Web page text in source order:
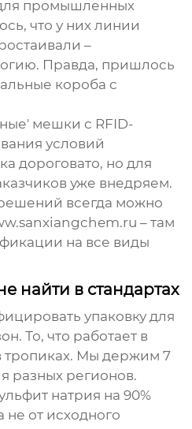
промышленных
что у них линии
–
Правда, пришлось
короба с
мешки с RFID-
условий
дороговато, но для
уже внедряем.
всегда можно
– там
на все виды
найти в стандартах
упаковку для
То, что работает в
тропиках. Мы держим 7
разных регионов.
натрия на 90%
не от исходного